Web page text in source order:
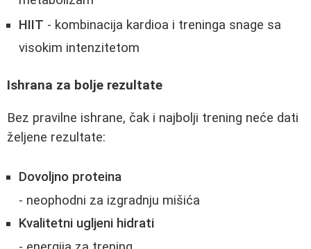
HIIT - kombinacija kardioa i treninga snage sa
visokim intenzitetom
Ishrana za bolje rezultate
Bez pravilne ishrane, čak i najbolji trening neće dati
željene rezultate:
Dovoljno proteina
- neophodni za izgradnju mišića
Kvalitetni ugljeni hidrati